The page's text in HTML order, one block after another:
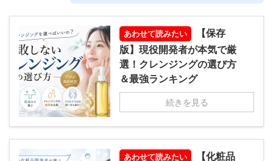
あわせて読みたい
【保存
版】現役開発者が本気で厳
選！クレンジングの選び方
＆最強ランキング
続きを見る
あわせて読みたい 【化粧品